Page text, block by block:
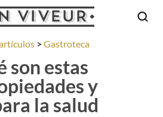
Gastroteca
son estas
y
la salud